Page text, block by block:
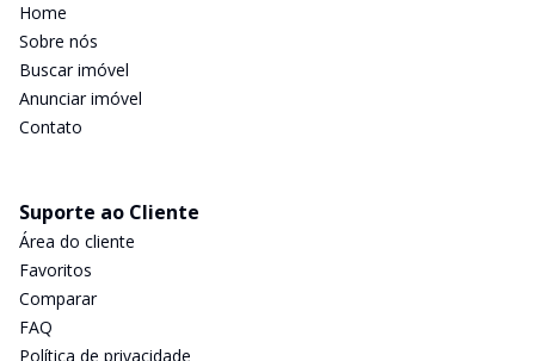
Home
Sobre nós
Buscar imóvel
Anunciar imóvel
Contato
Suporte ao Cliente
Área do cliente
Favoritos
Comparar
FAQ
Política de privacidade